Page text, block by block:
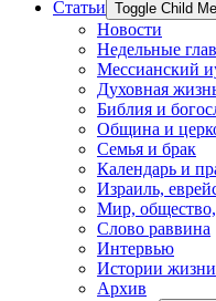
Статьи Toggle Child
Новости
Недельные
Мессианский
Духовная
Библия и
Община и
Семья и брак
Календарь и
Израиль,
Мир,
Слово раввина
Интервью
Истории жизни
Архив